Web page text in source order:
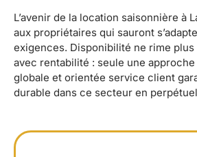
L’avenir de la location saisonnière à
aux propriétaires qui sauront
exigences. Disponibilité ne rime
avec rentabilité : seule une
globale et orientée service client
durable dans ce secteur en